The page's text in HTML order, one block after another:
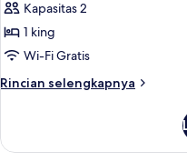
1
Tempat
Tidur
pemandangan
Kapasitas 2
1 king
Wi-Fi Gratis
Rincian selengkapnya
Rincian
Kamar,